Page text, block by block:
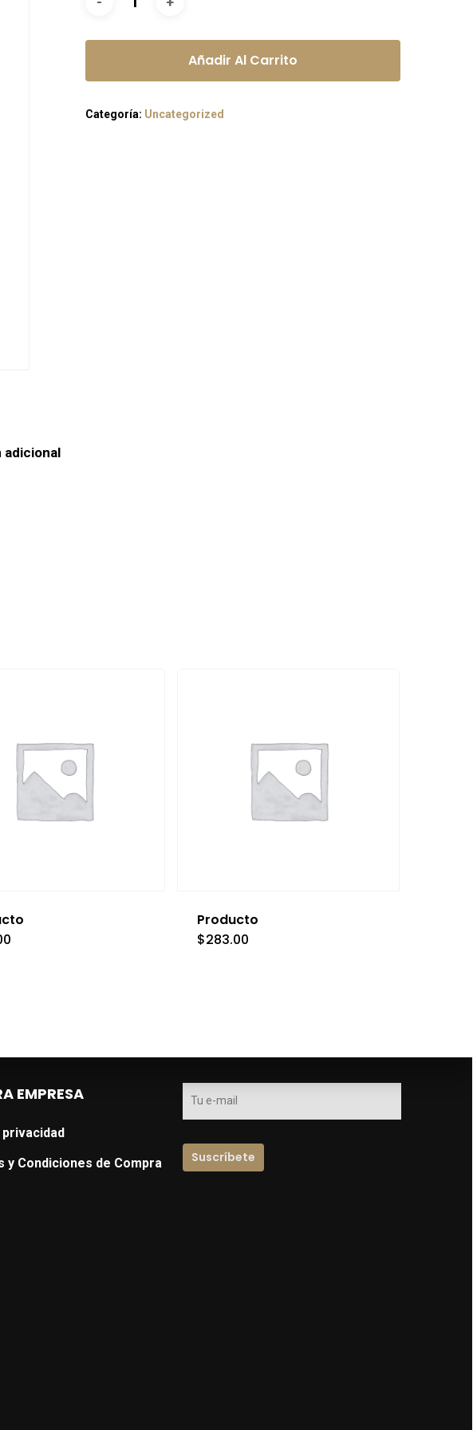
Añadir Al Carrito
Categoría: Uncategorized
adicional
Producto
$283.00
EMPRESA
y Condiciones de Compra